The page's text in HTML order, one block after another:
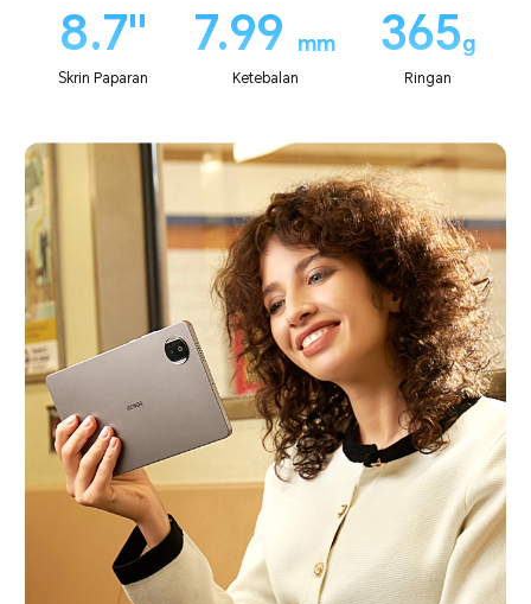
8.7''
Skrin Paparan
7.99 mm
Ketebalan
365g
Ringan